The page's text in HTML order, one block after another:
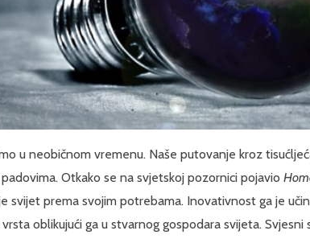
u neobičnom vremenu. Naše putovanje kroz
Otkako se na svjetskoj pozornici pojavio
svijet prema svojim potrebama. Inovativnost ga je
oblikujući ga u stvarnog gospodara svijeta.